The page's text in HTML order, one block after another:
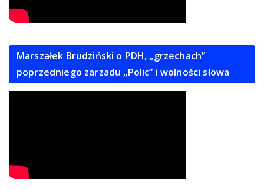
Marszałek Brudziński o PDH, „grzechach”
poprzedniego zarzadu „Polic” i wolności słowa